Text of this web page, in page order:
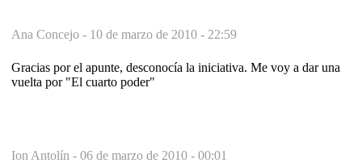
Ana Concejo - 10 de marzo de 2010 - 22:59
Gracias por el apunte, desconocía la iniciativa. Me voy a dar una
vuelta por "El cuarto poder"
Ion Antolín - 06 de marzo de 2010 - 00:01